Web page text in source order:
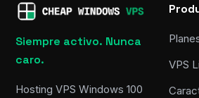
Siempre activo. Nunca
caro.
Hosting VPS Windows 100
VPS